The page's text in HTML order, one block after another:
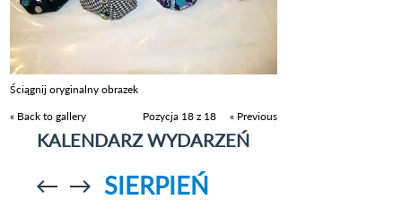
Ściągnij oryginalny obrazek
« Back to gallery
Pozycja 18 z 18 « Previous
KALENDARZ WYDARZEŃ
Przejdź doPrzejdź do
SIERPIEŃ